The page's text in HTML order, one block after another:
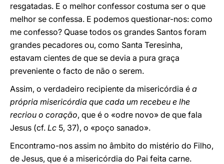
resgatadas. E o melhor confessor costuma ser o que
melhor se confessa. E podemos questionar-nos: como
me confesso? Quase todos os grandes Santos foram
grandes pecadores ou, como Santa Teresinha,
estavam cientes de que se devia a pura graça
preveniente o facto de não o serem.
Assim, o verdadeiro recipiente da misericórdia é a
própria misericórdia que cada um recebeu e lhe
recriou o coração, que é o «odre novo» de que fala
Jesus (cf. Lc 5, 37), o «poço sanado».
Encontramo-nos assim no âmbito do mistério do Filho,
de Jesus, que é a misericórdia do Pai feita carne.